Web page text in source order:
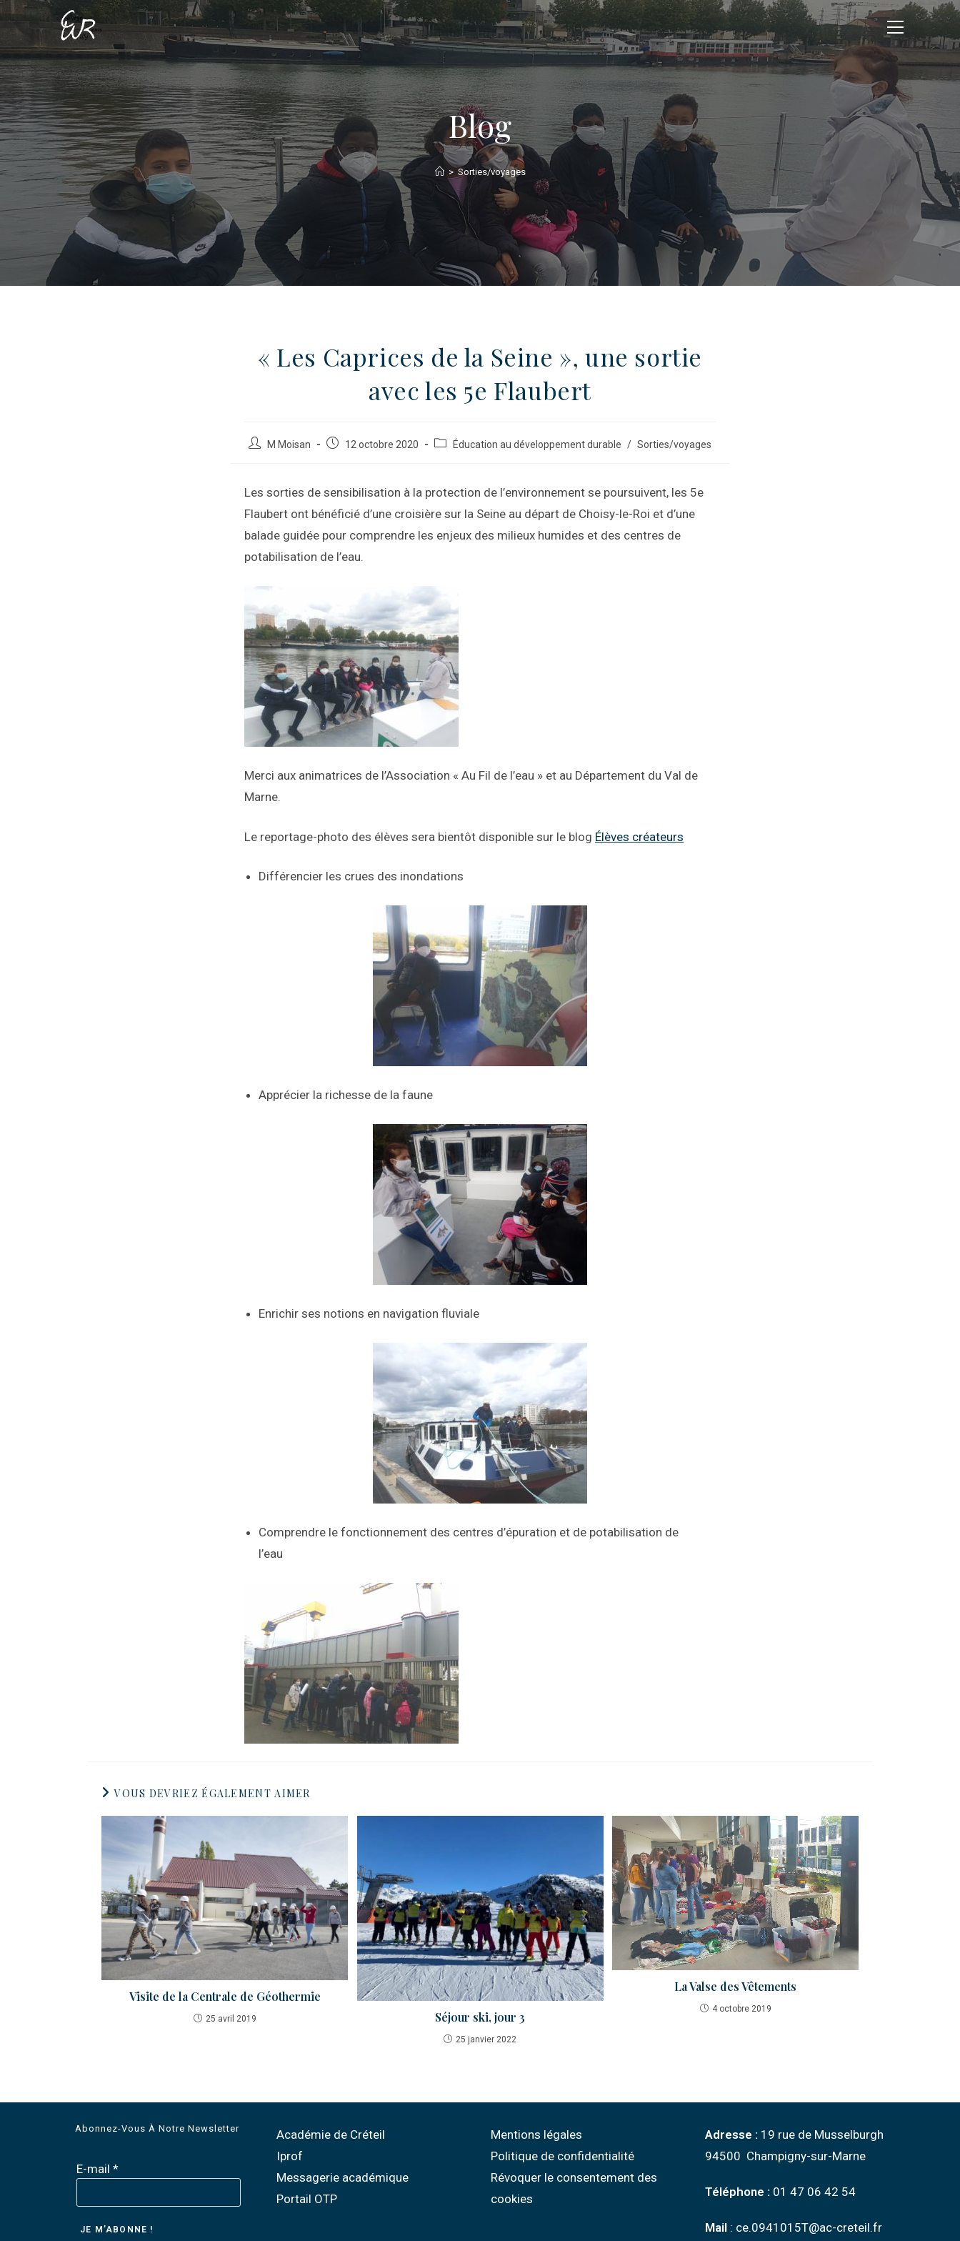
Blog
> Sorties/voyages
« Les Caprices de la Seine », une sortie
avec les 5e Flaubert
M Moisan 12 octobre 2020 Éducation au développement durable / Sorties/voyages
Les sorties de sensibilisation à la protection de l’environnement se poursuivent, les 5e
Flaubert ont bénéficié d’une croisière sur la Seine au départ de Choisy-le-Roi et d’une
balade guidée pour comprendre les enjeux des milieux humides et des centres de
potabilisation de l’eau.
Merci aux animatrices de l’Association « Au Fil de l’eau » et au Département du Val de
Marne.
Le reportage-photo des élèves sera bientôt disponible sur le blog Élèves créateurs
Différencier les crues des inondations
Apprécier la richesse de la faune
Enrichir ses notions en navigation fluviale
Comprendre le fonctionnement des centres d’épuration et de potabilisation de
l’eau
VOUS DEVRIEZ ÉGALEMENT AIMER
Visite de la Centrale de Géothermie
25 avril 2019 Séjour ski, jour 3
25 janvier 2022
La Valse des Vêtements
4 octobre 2019
Abonnez-Vous À Notre Newsletter
E-mail *
Académie de Créteil
Iprof
Messagerie académique
Portail OTP
Mentions légales
Politique de confidentialité
Révoquer le consentement des
cookies
Adresse : 19 rue de Musselburgh
94500 Champigny-sur-Marne
Téléphone : 01 47 06 42 54
Mail : ce.0941015T@ac-creteil.fr